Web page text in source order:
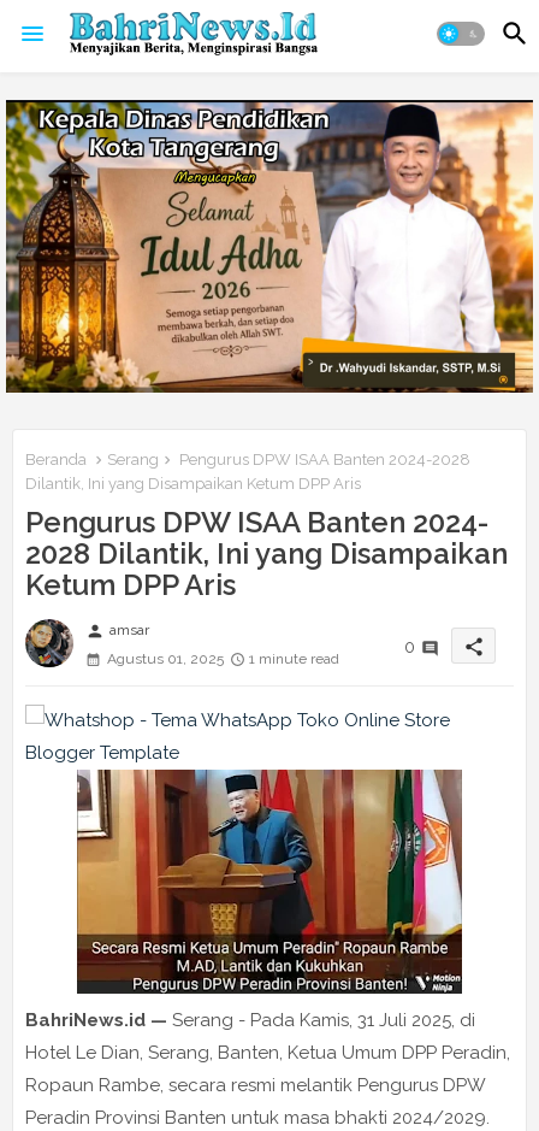
Beranda Serang
Pengurus DPW ISAA Banten 2024-2028
Dilantik, Ini yang Disampaikan Ketum DPP Aris
Pengurus DPW ISAA Banten 2024-
2028 Dilantik, Ini yang Disampaikan
Ketum DPP Aris
person amsar
Agustus 01, 2025
1 minute read
0 share
BahriNews.id — Serang - Pada Kamis, 31 Juli 2025, di
Hotel Le Dian, Serang, Banten, Ketua Umum DPP Peradin,
Ropaun Rambe, secara resmi melantik Pengurus DPW
Peradin Provinsi Banten untuk masa bhakti 2024/2029.